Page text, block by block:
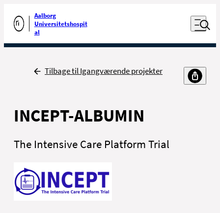
Gå til forsiden
Aalborg
Universitetshospit
al
Åben
Udfør søgning
Tilbage
Tilbage til Igangværende projekter
INCEPT-ALBUMIN
The Intensive Care Platform Trial